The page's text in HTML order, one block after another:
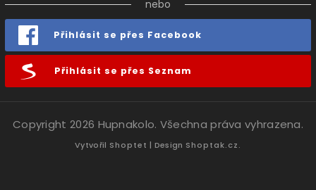
nebo
Přihlásit se přes Facebook
Přihlásit se přes Seznam
Copyright 2026 Hupnakolo. Všechna práva vyhrazena.
Vytvořil Shoptet | Design Shoptak.cz.